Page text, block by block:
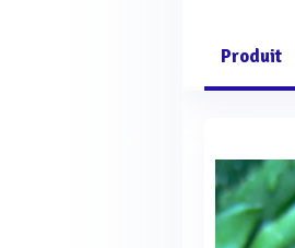
Produit